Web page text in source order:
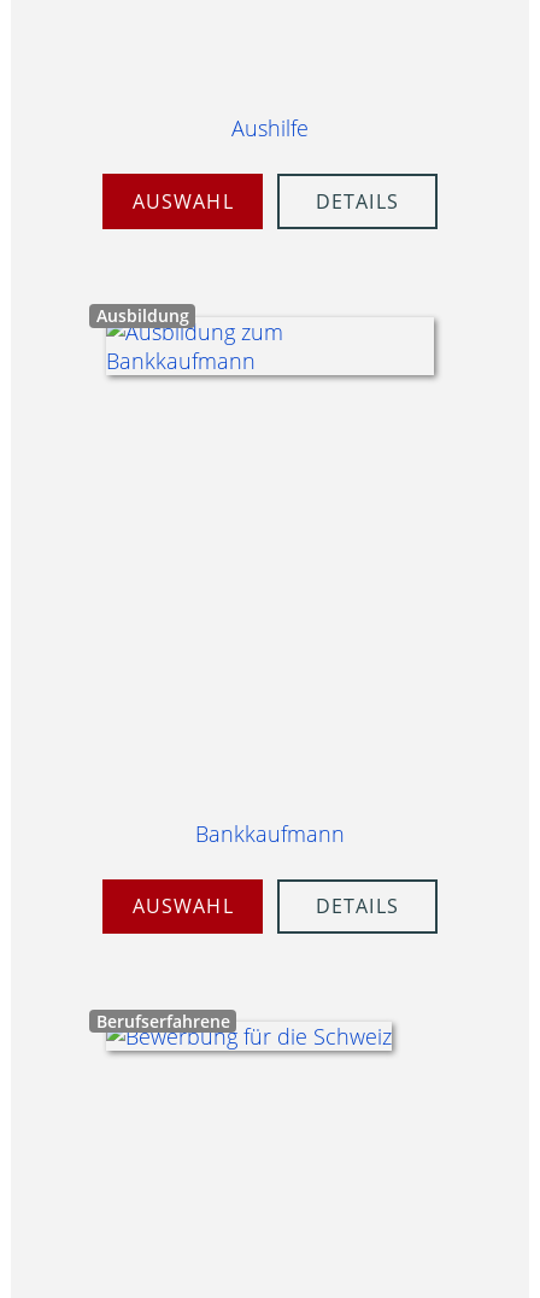
Aushilfe
AUSWAHL DETAILS
Ausbildung
Bankkaufmann
AUSWAHL DETAILS
Berufserfahrene